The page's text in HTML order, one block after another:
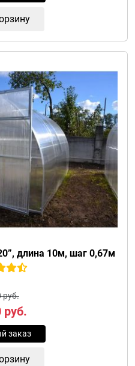
длина 10м, шаг 0,67м
руб.
руб.
заказ